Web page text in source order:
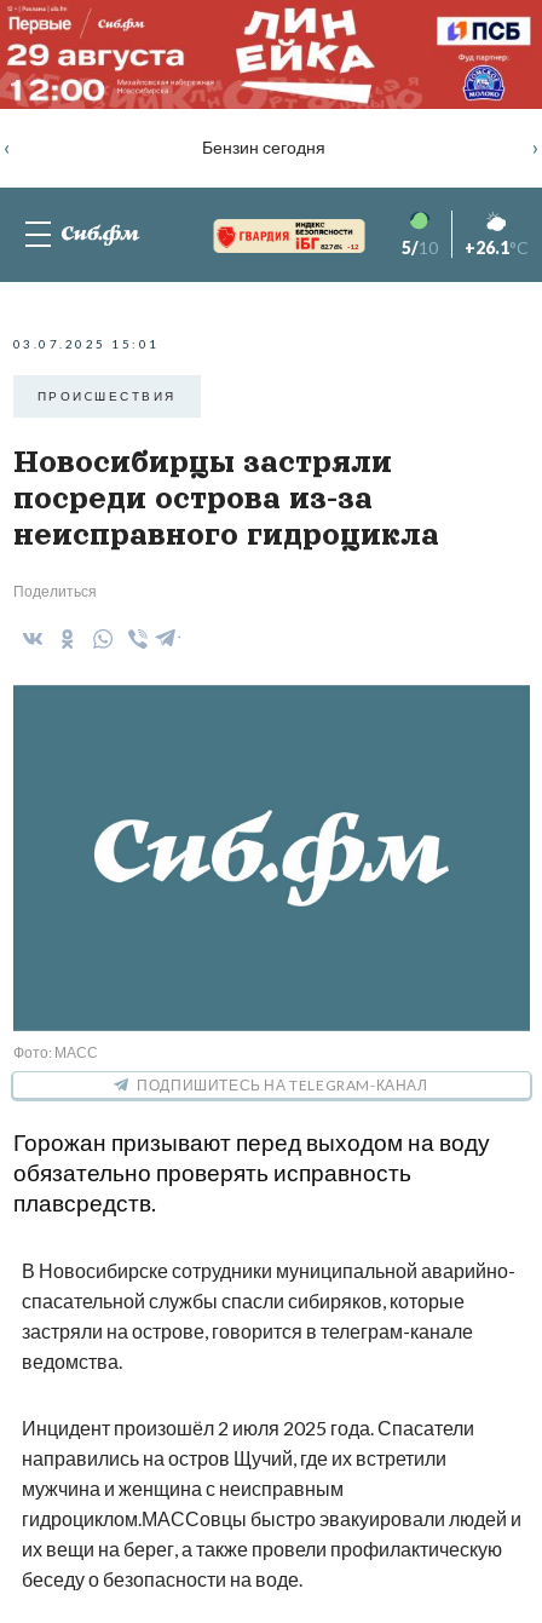
Бензин сегодня
‹ ›
82.76% -1.2 5/10 +26.1°C
03.07.2025 15:01
ПРОИCШЕСТВИЯ
Новосибирцы застряли
посреди острова из-за
неисправного гидроцикла
Поделиться
Фото: МАСС
ПОДПИШИТЕСЬ НА TELEGRAM-КАНАЛ
Горожан призывают перед выходом на воду
обязательно проверять исправность
плавсредств.
В Новосибирске сотрудники муниципальной аварийно-
спасательной службы спасли сибиряков, которые
застряли на острове, говорится в телеграм-канале
ведомства.
Инцидент произошёл 2 июля 2025 года. Спасатели
направились на остров Щучий, где их встретили
мужчина и женщина с неисправным
гидроциклом.МАССовцы быстро эвакуировали людей и
их вещи на берег, а также провели профилактическую
беседу о безопасности на воде.